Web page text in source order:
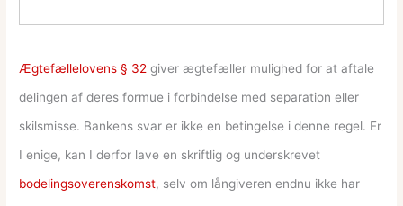
Ægtefællelovens § 32 giver ægtefæller mulighed for at aftale
delingen af deres formue i forbindelse med separation eller
skilsmisse. Bankens svar er ikke en betingelse i denne regel. Er
I enige, kan I derfor lave en skriftlig og underskrevet
bodelingsoverenskomst, selv om långiveren endnu ikke har